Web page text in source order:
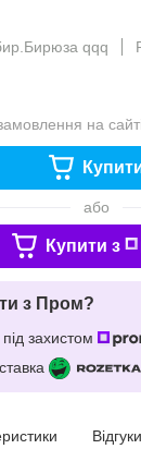
qqq
на
або
Купити з
з Пром?
захистом